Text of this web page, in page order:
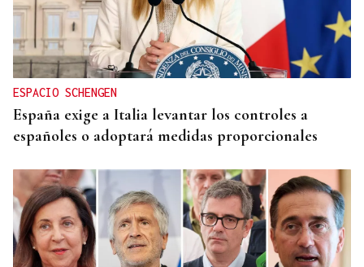
ESPACIO SCHENGEN
España exige a Italia levantar los controles a
españoles o adoptará medidas proporcionales